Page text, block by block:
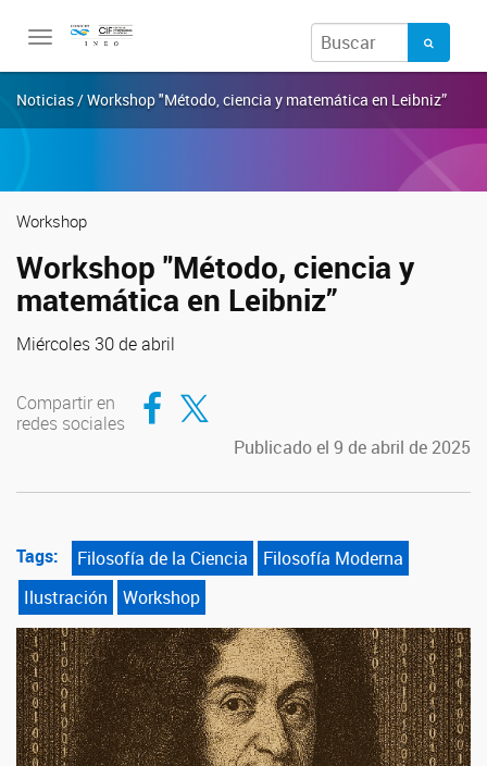
Toggle
Noticias / Workshop "Método, ciencia y matemática en Leibniz”
Workshop
Workshop "Método, ciencia y
matemática en Leibniz”
Miércoles 30 de abril
Compartir en
redes sociales
Compartir en Facebook
Compartir en Twitter
Publicado el 9 de abril de 2025
Tags: Filosofía de la Ciencia
Filosofía Moderna
Ilustración
Workshop